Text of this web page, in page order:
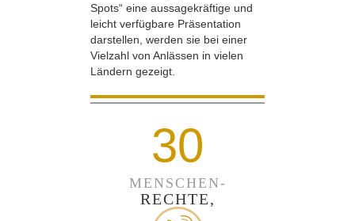
Spots“ eine aussagekräftige und
leicht verfügbare Präsentation
darstellen, werden sie bei einer
Vielzahl von Anlässen in vielen
Ländern gezeigt.
30
MENSCHEN-
RECHTE,